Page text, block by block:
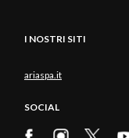
I NOSTRI SITI
ariaspa.it
SOCIAL